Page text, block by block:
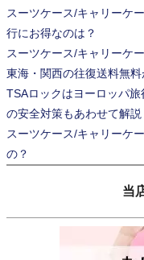
スーツケース/キャリーケ
行にお得なのは？
スーツケース/キャリーケ
東海・関西の往復送料無料
TSAロックはヨーロッパ
の安全対策もあわせて解説
スーツケース/キャリーケ
の？
当